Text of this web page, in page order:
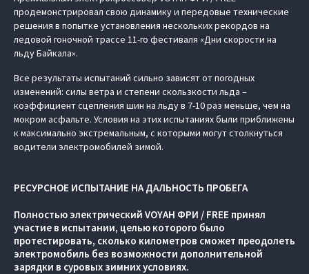
продемонстрировал свою динамику и передовые технические
решения в попытке установления нескольких рекордов на
ледовой гоночной трассе 11-го фестиваля «Дни скорости на
льду Байкала».
Все результаты испытаний сильно зависят от погодных
изменений: силы ветра и степени скользкости льда –
коэффициент сцепления шин на льду в 7-10 раз меньше, чем на
мокром асфальте. Условия на этих испытаниях были приближены
к максимально экстремальным, с которыми могут столкнуться
водители электромобилей зимой.
РЕСУРСНОЕ ИСПЫТАНИЕ НА ДАЛЬНОСТЬ ПРОБЕГА
Полностью электрический VOYAH ФРИ / FREE принял
участие в испытании, целью которого было
протестировать, сколько километров сможет преодолеть
электромобиль без возможности дополнительной
зарядки в суровых зимних условиях.